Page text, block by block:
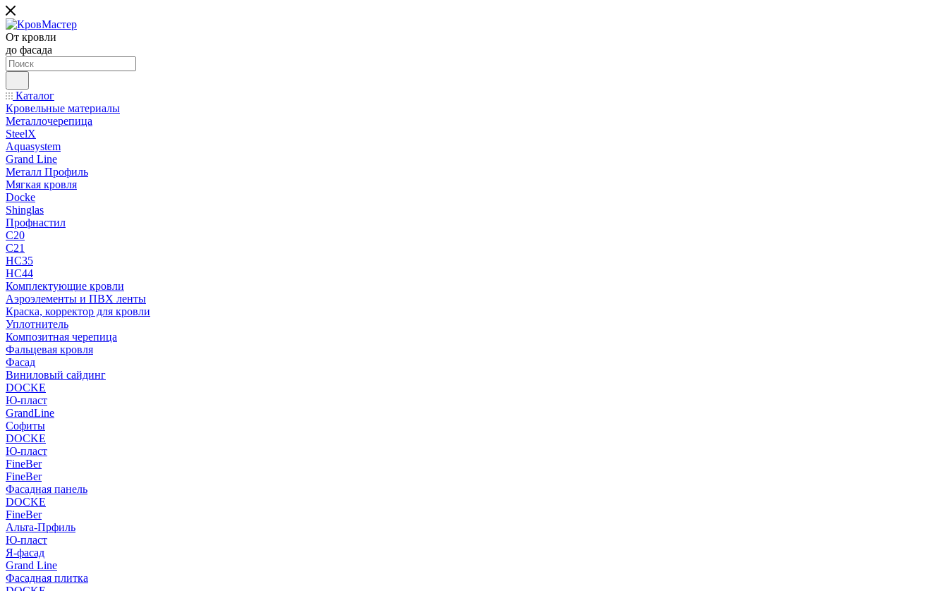
От кровли
до фасада
Каталог
Кровельные материалы
Металлочерепица
SteelX
Aquasystem
Grand Line
Металл Профиль
Мягкая кровля
Docke
Shinglas
Профнастил
C20
C21
НС35
НС44
Комплектующие кровли
Аэроэлементы и ПВХ ленты
Краска, корректор для кровли
Уплотнитель
Композитная черепица
Фальцевая кровля
Фасад
Виниловый сайдинг
DOCKE
Ю-пласт
GrandLine
Софиты
DOCKE
Ю-пласт
FineBer
FineBer
Фасадная панель
DOCKE
FineBer
Альта-Прфиль
Ю-пласт
Я-фасад
Grand Line
Фасадная плитка